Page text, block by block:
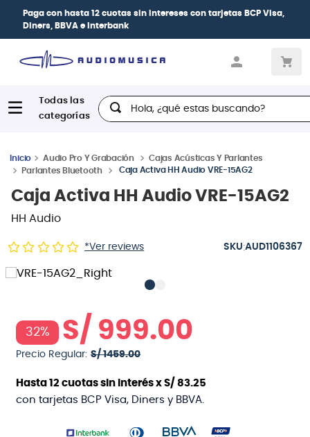
Paga con hasta 12 cuotas sin intereses con tarjetas BCP Visa,
Diners, BBVA e Interbank
Hola, ¿qué estas buscando?
Audio Pro Y Grabación
Cajas Acústicas Y Parlantes
Parlantes Bluetooth
Caja Activa HH Audio VRE-15AG2
Caja Activa HH Audio VRE-15AG2
HH Audio
*Ver reviews :AUD1106367
32% S/ 999.00
Precio Regular: S/ 1459.00
Hasta12 cuotas sin interés xS/ 83.25
con tarjetas BCP Visa, Diners y BBVA.